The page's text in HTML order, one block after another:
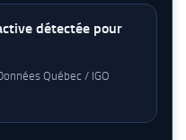
détectée pour
Québec / IGO